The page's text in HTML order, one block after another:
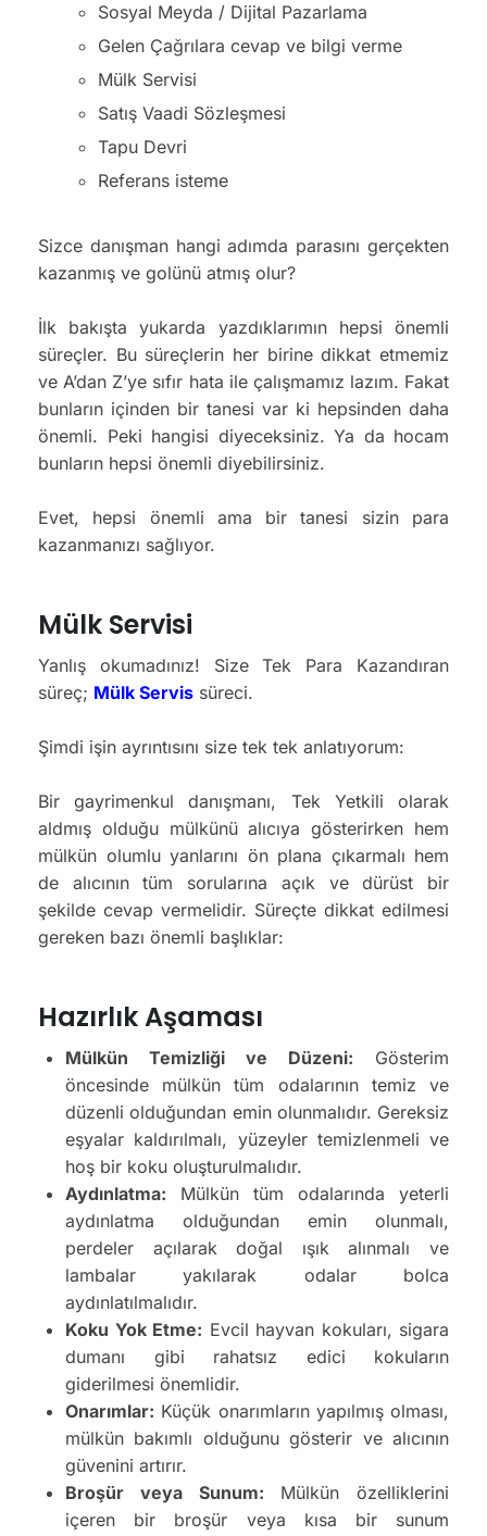
Sosyal Meyda / Dijital Pazarlama
Gelen Çağrılara cevap ve bilgi verme
Mülk Servisi
Satış Vaadi Sözleşmesi
Tapu Devri
Referans isteme
Sizce danışman hangi adımda parasını gerçekten
kazanmış ve golünü atmış olur?
İlk bakışta yukarda yazdıklarımın hepsi önemli
süreçler. Bu süreçlerin her birine dikkat etmemiz
ve A’dan Z’ye sıfır hata ile çalışmamız lazım. Fakat
bunların içinden bir tanesi var ki hepsinden daha
önemli. Peki hangisi diyeceksiniz. Ya da hocam
bunların hepsi önemli diyebilirsiniz.
Evet, hepsi önemli ama bir tanesi sizin para
kazanmanızı sağlıyor.
Mülk Servisi
Yanlış okumadınız! Size Tek Para Kazandıran
süreç; Mülk Servis süreci.
Şimdi işin ayrıntısını size tek tek anlatıyorum:
Bir gayrimenkul danışmanı, Tek Yetkili olarak
aldmış olduğu mülkünü alıcıya gösterirken hem
mülkün olumlu yanlarını ön plana çıkarmalı hem
de alıcının tüm sorularına açık ve dürüst bir
şekilde cevap vermelidir. Süreçte dikkat edilmesi
gereken bazı önemli başlıklar:
Hazırlık Aşaması
Mülkün Temizliği ve Düzeni: Gösterim
öncesinde mülkün tüm odalarının temiz ve
düzenli olduğundan emin olunmalıdır. Gereksiz
eşyalar kaldırılmalı, yüzeyler temizlenmeli ve
hoş bir koku oluşturulmalıdır.
Aydınlatma: Mülkün tüm odalarında yeterli
aydınlatma olduğundan emin olunmalı,
perdeler açılarak doğal ışık alınmalı ve
lambalar yakılarak odalar bolca
aydınlatılmalıdır.
Koku Yok Etme: Evcil hayvan kokuları, sigara
dumanı gibi rahatsız edici kokuların
giderilmesi önemlidir.
Onarımlar: Küçük onarımların yapılmış olması,
mülkün bakımlı olduğunu gösterir ve alıcının
güvenini artırır.
Broşür veya Sunum: Mülkün özelliklerini
içeren bir broşür veya kısa bir sunum